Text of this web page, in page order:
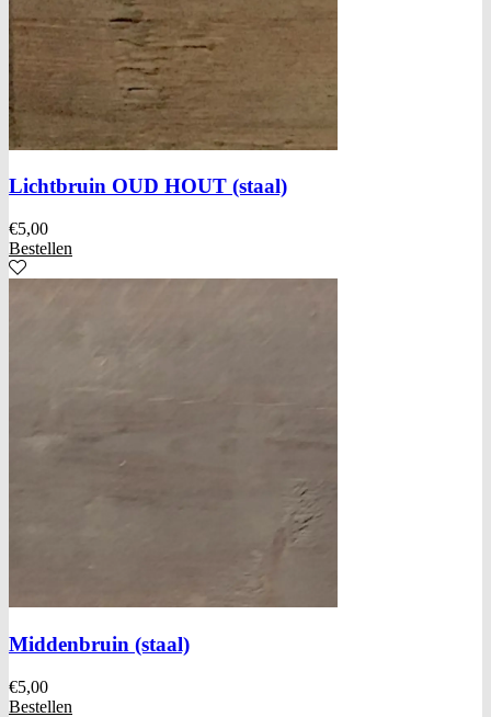
Lichtbruin OUD HOUT (staal)
€5,00
Bestellen
Middenbruin (staal)
€5,00
Bestellen